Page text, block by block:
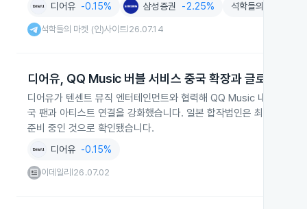
디어유 -0.15% 삼성증권 -2.25% 석학들의 마켓 (인)
석학들의 마켓 (인)사이트 26.07.14
디어유, QQ Music 버블 서비스 중국 확장과 글로벌 진출
디어유가 텐센트 뮤직 엔터테인먼트와 협력해 QQ Music 내 버블 서
국 팬과 아티스트 연결을 강화했습니다. 일본 합작법인은 최근 분기
준비 중인 것으로 확인됐습니다.
디어유 -0.15%
이데일리 26.07.02